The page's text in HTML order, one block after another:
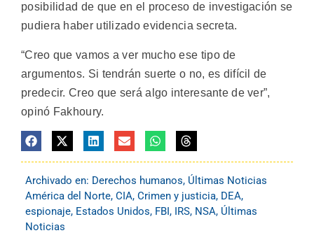
posibilidad de que en el proceso de investigación se
pudiera haber utilizado evidencia secreta.
“Creo que vamos a ver mucho ese tipo de
argumentos. Si tendrán suerte o no, es difícil de
predecir. Creo que será algo interesante de ver”,
opinó Fakhoury.
Archivado en: Derechos humanos, Últimas Noticias
América del Norte, CIA, Crimen y justicia, DEA,
espionaje, Estados Unidos, FBI , IRS, NSA, Últimas
Noticias